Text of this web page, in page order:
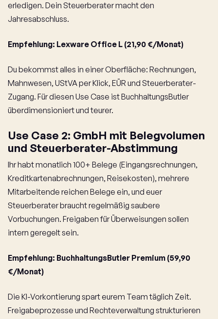
erledigen. Dein Steuerberater macht den
Jahresabschluss.
Empfehlung: Lexware Office L (21,90 €/Monat)
Du bekommst alles in einer Oberfläche: Rechnungen,
Mahnwesen, UStVA per Klick, EÜR und Steuerberater-
Zugang. Für diesen Use Case ist BuchhaltungsButler
überdimensioniert und teurer.
Use Case 2: GmbH mit Belegvolumen
und Steuerberater-Abstimmung
Ihr habt monatlich 100+ Belege (Eingangsrechnungen,
Kreditkartenabrechnungen, Reisekosten), mehrere
Mitarbeitende reichen Belege ein, und euer
Steuerberater braucht regelmäßig saubere
Vorbuchungen. Freigaben für Überweisungen sollen
intern geregelt sein.
Empfehlung: BuchhaltungsButler Premium (59,90
€/Monat)
Die KI-Vorkontierung spart eurem Team täglich Zeit.
Freigabeprozesse und Rechteverwaltung strukturieren